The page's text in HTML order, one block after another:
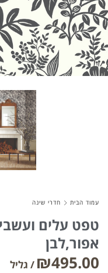
About Envato
Careers
Sitemap
Community
עמוד הבית חדרי שינה
טפט עלים
אפור,לבן
₪495.00